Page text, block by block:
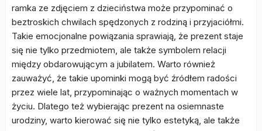
ramka ze zdjęciem z dzieciństwa może przypominać o
beztroskich chwilach spędzonych z rodziną i przyjaciółmi.
Takie emocjonalne powiązania sprawiają, że prezent staje
się nie tylko przedmiotem, ale także symbolem relacji
między obdarowującym a jubilatem. Warto również
zauważyć, że takie upominki mogą być źródłem radości
przez wiele lat, przypominając o ważnych momentach w
życiu. Dlatego też wybierając prezent na osiemnaste
urodziny, warto kierować się nie tylko estetyką, ale także